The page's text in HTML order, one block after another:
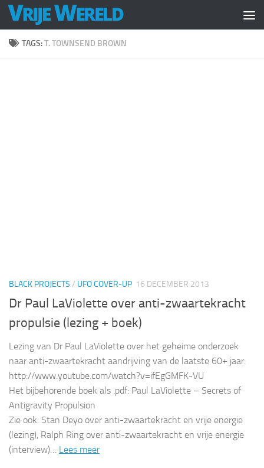
Doorgaan naar inhoud
TAGS:T. TOWNSEND BROWN
BLACK PROJECTS / UFO COVER-UP 16 DECEMBER 2013
Dr Paul LaViolette over anti-zwaartekracht
propulsie (lezing + boek)
Lezing van Dr Paul LaViolette over het geheime onderzoek
naar anti-zwaartekracht aandrijving van de laatste 60+ jaar:
http://www.youtube.com/watch?v=ifEgGMFK-VU
Het bijbehorende boek als .pdf: Paul LaViolette – Secrets of
Antigravity Propulsion
Zie ook: Stan Deyo over anti-zwaartekracht en vrije energie
(lezing), Ralph Ring over anti-zwaartekracht en vrije energie
(interview)… Lees meer